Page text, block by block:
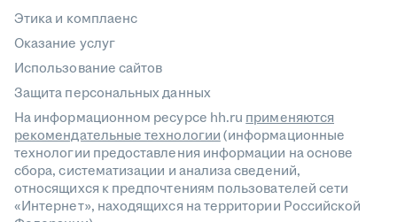
Этика и комплаенс
Оказание услуг
Использование сайтов
Защита персональных данных
На информационном ресурсе hh.ru применяются
рекомендательные технологии(информационные
технологии предоставления информации на основе
сбора, систематизации и анализа сведений,
относящихся к предпочтениям пользователей сети
«Интернет», находящихся на территории Российской